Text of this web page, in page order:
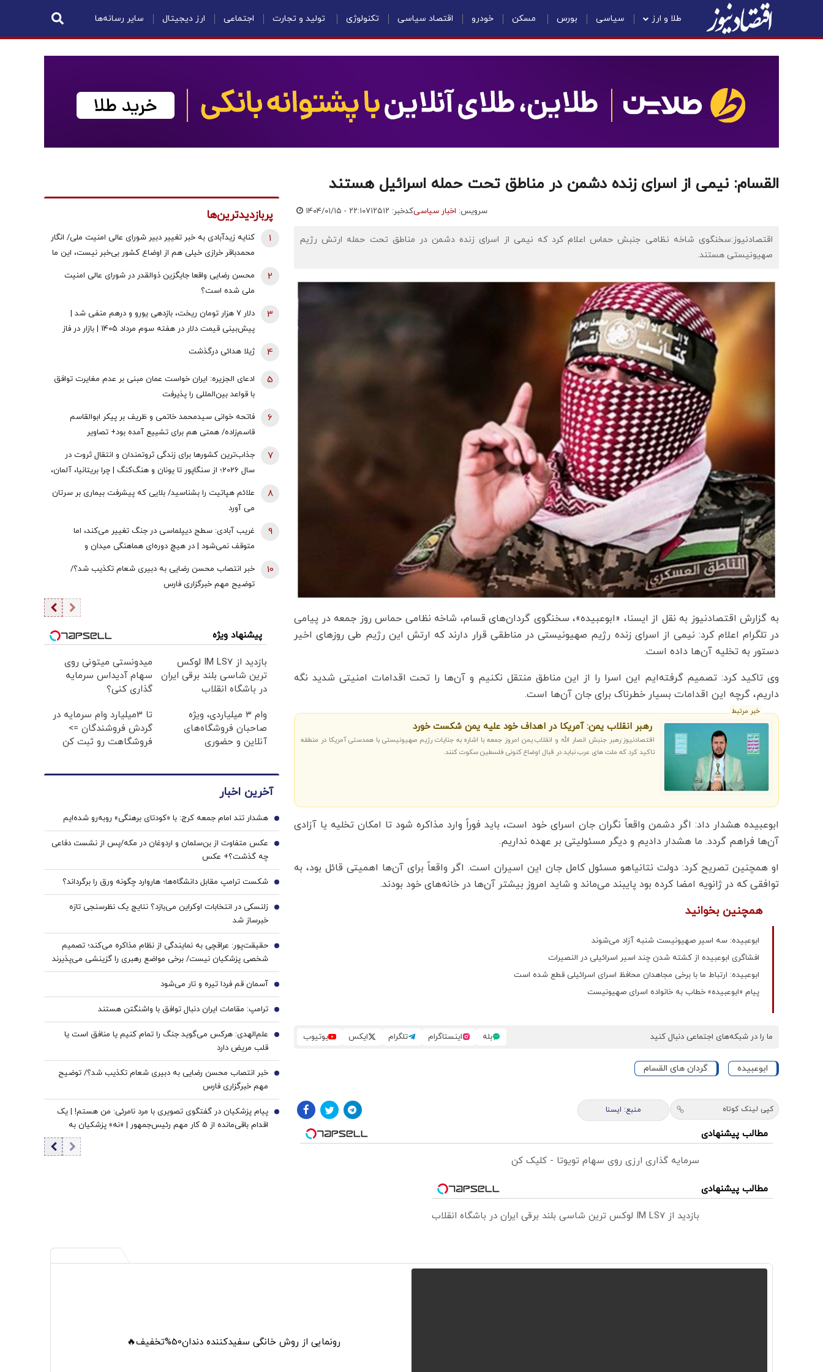
طلا و ارز سیاسی بورس مسکن خودرو اقتصاد سیاسی تکنولوژی تولید و تجارت اجتماعی ارز دیجیتال سایر رسانه‌ها
القسام: نیمی از اسرای زنده دشمن در مناطق تحت حمله اسرائیل هستند
سرویس: اخبار سیاسیکدخبر: ۷۱۲۵۱۲ ۱۴۰۴/۰۱/۱۵ - ۲۲:۱۰
اقتصادنیوز:سخنگوی شاخه نظامی جنبش حماس اعلام کرد که نیمی از اسرای زنده دشمن در مناطق تحت حمله ارتش رژیم
صهیونیستی هستند.
به گزارش اقتصادنیوز به نقل از ایسنا، «ابوعبیده»، سخنگوی گردان‌های قسام، شاخه نظامی حماس روز جمعه در پیامی
در تلگرام اعلام کرد: نیمی از اسرای زنده رژیم صهیونیستی در مناطقی قرار دارند که ارتش این رژیم طی روزهای اخیر
دستور به تخلیه آن‌ها داده است.
وی تاکید کرد: تصمیم گرفته‌ایم این اسرا را از این مناطق منتقل نکنیم و آن‌ها را تحت اقدامات امنیتی شدید نگه
داریم، گرچه این اقدامات بسیار خطرناک برای جان آن‌ها است.
خبر مرتبط
رهبر انقلاب یمن: آمریکا در اهداف خود علیه یمن شکست خورد
اقتصادنیوز:رهبر جنبش انصار الله و انقلاب یمن امروز جمعه با اشاره به جنایات رژیم صهیونیستی با همدستی آمریکا در منطقه
تاکید کرد که ملت های عرب نباید در قبال اوضاع کنونی فلسطین سکوت کنند.
ابوعبیده هشدار داد: اگر دشمن واقعاً نگران جان اسرای خود است، باید فوراً وارد مذاکره شود تا امکان تخلیه یا آزادی
آن‌ها فراهم گردد. ما هشدار دادیم و دیگر مسئولیتی بر عهده نداریم.
او همچنین تصریح کرد: دولت نتانیاهو مسئول کامل جان این اسیران است. اگر واقعاً برای آن‌ها اهمیتی قائل بود، به
توافقی که در ژانویه امضا کرده بود پایبند می‌ماند و شاید امروز بیشتر آن‌ها در خانه‌های خود بودند.
همچنین بخوانید
ابوعبیده: سه اسیر صهیونیست شنبه آزاد می‌شوند
افشاگری ابوعبیده از کشته شدن چند اسیر اسرائیلی در النصیرات
ابوعبیده: ارتباط ما با برخی مجاهدان محافظ اسرای اسرائیلی قطع شده است
پیام «ابوعبیده» خطاب به خانواده اسرای صهیونیست
ما را در شبکه‌های اجتماعی دنبال کنید بله اینستاگرام تلگرام ایکس یوتیوب
ابوعبیده گردان های القسام
کپی لینک کوتاه منبع: ايسنا
مطالب پیشنهادی
سرمایه گذاری ارزی روی سهام تویوتا - کلیک کن
مطالب پیشنهادی
بازدید از IM LS7 لوکس ترین شاسی بلند برقی ایران در باشگاه انقلاب
پربازدیدترین‌ها
کنایه زیدآبادی به خبر تغییر دبیر شورای عالی امنیت ملی/ انگار
محمدباقر خرازی خیلی هم از اوضاع کشور بی‌خبر نیست، این ما
1
محسن رضایی واقعا جایگزین ذوالقدر در شورای عالی امنیت
ملی شده است؟
2
دلار ۷ هزار تومان ریخت، بازدهی یورو و درهم منفی شد |
پیش‌بینی قیمت دلار در هفته سوم مرداد 1405 | بازار در فاز
3
ژیلا هدائی درگذشت 4
ادعای الجزیره: ایران خواست عمان مبنی بر عدم مغایرت توافق
با قواعد بین‌المللی را پذیرفت
5
فاتحه خوانی سیدمحمد خاتمی و ظریف بر پیکر ابوالقاسم
قاسم‌زاده/ همتی هم برای تشییع آمده بود+ تصاویر
6
جذاب‌ترین کشورها برای زندگی ثروتمندان و انتقال ثروت در
سال 2026؛ از سنگاپور تا یونان و هنگ‌کنگ | چرا بریتانیا، آلمان،
هستند؟
7
علائم هپاتیت را بشناسید/ بلایی که پیشرفت بیماری بر سرتان
می آورد
8
غریب آبادی: سطح دیپلماسی در جنگ تغییر می‌کند، اما
متوقف نمی‌شود | در هیچ دوره‌ای هماهنگی میدان و
ادبیاتمان در زمان صلح باشد؟
9
خبر انتصاب محسن رضایی به دبیری شعام تکذیب شد؟/
توضیح مهم خبرگزاری فارس
10
پیشنهاد ویژه
بازدید از IM LS7 لوکس
ترین شاسی بلند برقی ایران
در باشگاه انقلاب
میدونستی میتونی روی
سهام آدیداس سرمایه
گذاری کنی؟
وام ۳ میلیاردی، ویژه
صاحبان فروشگاه‌های
آنلاین و حضوری
تا 3میلیارد وام سرمایه در
گردش فروشندگان =>
فروشگاهت رو ثبت کن
آخرین اخبار
هشدار تند امام جمعه کرج: با «کودتای برهنگی» روبه‌رو شده‌ایم 1
عکس متفاوت از بن‌سلمان و اردوغان در مکه/پس از نشست دفاعی
چه گذشت؟+ عکس
2
شکست ترامپ مقابل دانشگاه‌ها؛ هاروارد چگونه ورق را برگرداند؟ 3
زلنسکی در انتخابات اوکراین می‌بازد؟ نتایج یک نظرسنجی تازه
خبرساز شد
4
حقیقت‌پور: عراقچی به نمایندگی از نظام مذاکره می‌کند؛ تصمیم
شخصی پزشکیان نیست/ برخی مواضع رهبری را گزینشی می‌پذیرند
5
آسمان قم فردا تیره و تار می‌شود 6
ترامپ: مقامات ایران دنبال توافق با واشنگتن هستند 7
علم‌الهدی: هرکس می‌گوید جنگ را تمام کنیم یا منافق است یا
قلب مریض دارد
8
خبر انتصاب محسن رضایی به دبیری شعام تکذیب شد؟/ توضیح
مهم خبرگزاری فارس
9
پیام پزشکیان در گفتگوی تصویری با مرد نامرئی: من هستم! | یک
اقدام باقی‌مانده از 5 کار مهم رئیس‌جمهور | «نه» پزشکیان به
10
رونمایی از روش خانگی سفیدکننده دندان50%تخفیف🔥